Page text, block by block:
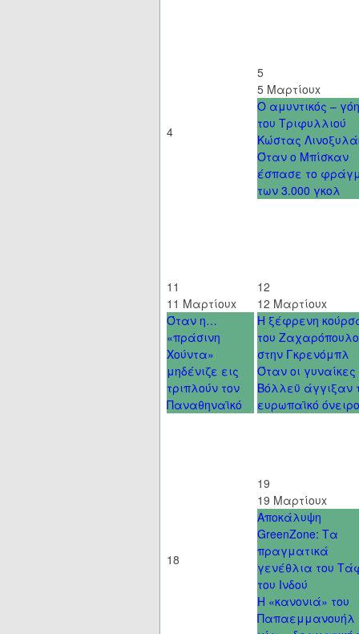
4
5
5 Μαρτίουx
Ο αμυντικός –
του Τριφυλλιού
Κώστας
Όταν ο Μπίσκαν
έσπασε το
των 3.000 γκολ
11
11 Μαρτίουx
Όταν η…
«πράσινη
Χούντα»
μηδένιζε εις
τριπλούν τον
Παναθηναϊκό
12
12 Μαρτίουx
Η ξέφρενη
του
στην Γκρενόμπλ
Όταν οι γυναίκες
Βόλλεϋ άγγιξαν
ευρωπαϊκό όνειρο
18
19
19 Μαρτίουx
Αποκάλυψη
GreenZone: Τα
πραγματικά
γενέθλια του
του Ινδού
Η «κανονιά» του
Παπαεμμανουήλ